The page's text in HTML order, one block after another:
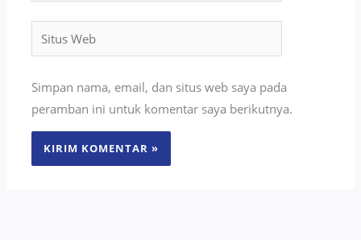
Situs
Web
Simpan nama, email, dan situs web saya pada
peramban ini untuk komentar saya berikutnya.